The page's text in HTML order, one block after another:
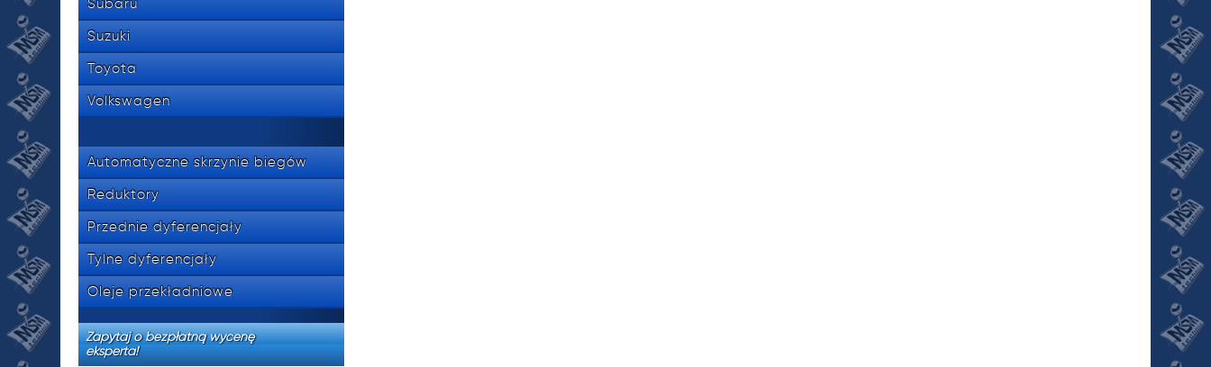
Subaru
Suzuki
Toyota
Volkswagen
Automatyczne skrzynie biegów
Reduktory
Przednie dyferencjały
Tylne dyferencjały
Oleje przekładniowe
Zapytaj o bezpłatną wycenę
eksperta!